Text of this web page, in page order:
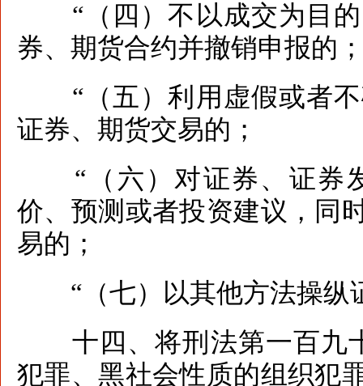
“（四）不以成交为目的
券、期货合约并撤销申报的
“（五）利用虚假或者不
证券、期货交易的；
“（六）对证券、证券
价、预测或者投资建议，同
易的；
“（七）以其他方法操纵
十四、将刑法第一百九
犯罪、黑社会性质的组织犯